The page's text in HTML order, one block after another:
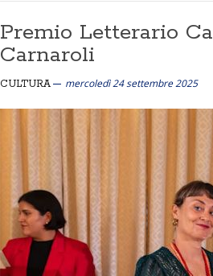
Premio Letterario
Carnaroli
CULTURA mercoledì 24 settembre 2025